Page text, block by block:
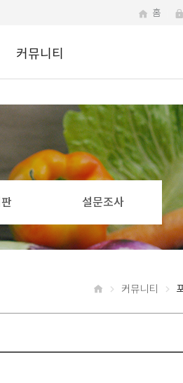
홈
커뮤니티
설문조사
커뮤니티